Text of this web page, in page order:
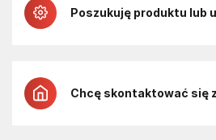
Poszukuję produktu lub
Chcę skontaktować się